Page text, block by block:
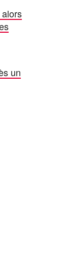
un